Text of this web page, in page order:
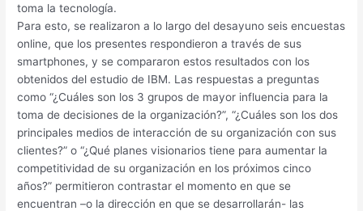
toma la tecnología.
Para esto, se realizaron a lo largo del desayuno seis encuestas
online, que los presentes respondieron a través de sus
smartphones, y se compararon estos resultados con los
obtenidos del estudio de IBM. Las respuestas a preguntas
como “¿Cuáles son los 3 grupos de mayor influencia para la
toma de decisiones de la organización?”, “¿Cuáles son los dos
principales medios de interacción de su organización con sus
clientes?” o “¿Qué planes visionarios tiene para aumentar la
competitividad de su organización en los próximos cinco
años?” permitieron contrastar el momento en que se
encuentran –o la dirección en que se desarrollarán- las